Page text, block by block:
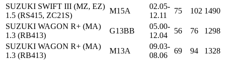
SUZUKI SWIFT III (MZ, EZ)
1.5 (RS415, ZC21S)
M15A
02.05-
12.11
75 102 1490
SUZUKI WAGON R+ (MA)
1.3 (RB413)
G13BB
05.00-
12.04
56 76
1298
SUZUKI WAGON R+ (MA)
1.3 (RB413)
M13A
09.03-
08.06
69 94
1328